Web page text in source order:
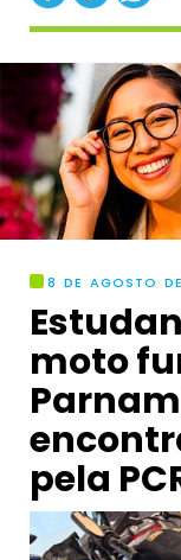
8 DE AGOSTO
moto
pela